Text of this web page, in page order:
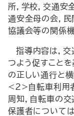
所，学校，交通安
通安全母の会，
協議会等の関係
指導内容は，
つよう促すこと
の正しい通行と
<2>自転車利用
周知，自転車の
保護者について